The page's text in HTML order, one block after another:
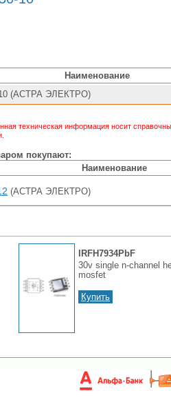
Наименование
(АСТРА ЭЛЕКТРО)
техническая информация носит
покупают:
Наименование
(АСТРА ЭЛЕКТРО)
IRFH7934PbF
30v single n-channel
mosfet
Купить